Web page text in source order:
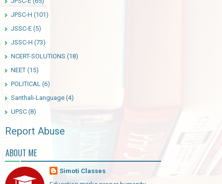
JPSC-H (101)
JSSC-E (5)
JSSC-H (73)
NCERT-SOLUTIONS (18)
NEET (15)
POLITICAL (6)
Santhali-Language (4)
UPSC (8)
Report Abuse
ABOUT ME
Simoti Classes